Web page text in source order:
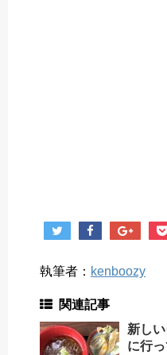
執筆者： kenboozy
関連記事
新し
に行